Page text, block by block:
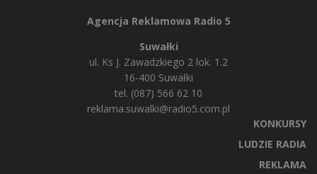
Agencja Reklamowa Radio 5
Suwałki
ul. Ks J. Zawadzkiego 2 lok. 1.2
16-400 Suwałki
tel. (087) 566 62 10
reklama.suwalki@radio5.com.pl
KONKURSY
LUDZIE RADIA
REKLAMA